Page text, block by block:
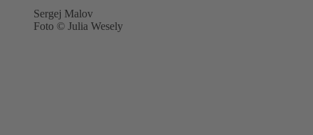
Sergej Malov
Foto © Julia Wesely